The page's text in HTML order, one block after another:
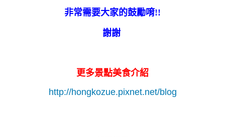
非常需要大家的鼓勵唷!!
謝謝
更多景點美食介紹
http://hongkozue.pixnet.net/blog